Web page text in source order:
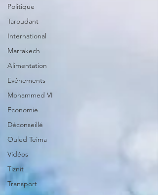
Politique
Taroudant
International
Marrakech
Alimentation
Evénements
Mohammed VI
Economie
Déconseillé
Ouled Teima
Vidéos
Tiznit
Transport